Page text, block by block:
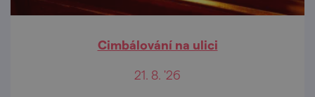
Cimbálování na ulici
21. 8. '26